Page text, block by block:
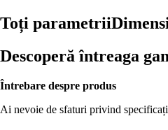
Toți parametrii
Descoperă întreaga
Întrebare despre produs
Ai nevoie de sfaturi privind